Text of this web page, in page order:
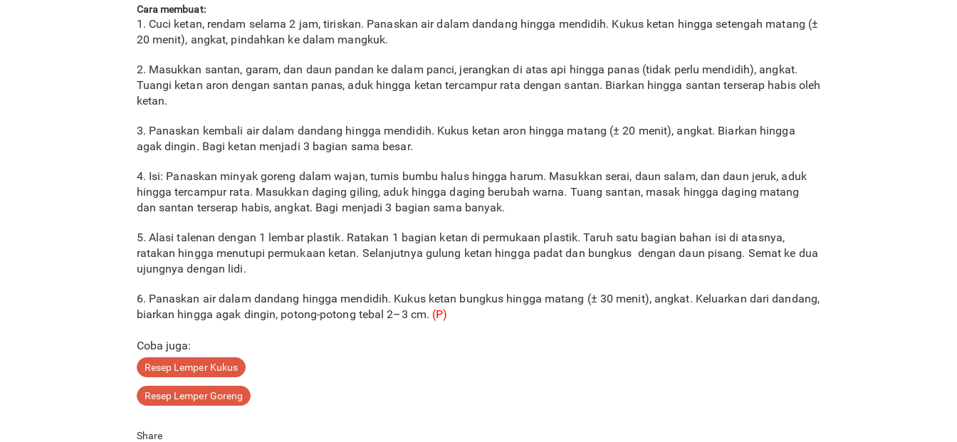
Cara membuat:
1. Cuci ketan, rendam selama 2 jam, tiriskan. Panaskan air dalam dandang hingga mendidih. Kukus ketan hingga setengah matang (±
20 menit), angkat, pindahkan ke dalam mangkuk.
2. Masukkan santan, garam, dan daun pandan ke dalam panci, jerangkan di atas api hingga panas (tidak perlu mendidih), angkat.
Tuangi ketan aron dengan santan panas, aduk hingga ketan tercampur rata dengan santan. Biarkan hingga santan terserap habis oleh
ketan.
3. Panaskan kembali air dalam dandang hingga mendidih. Kukus ketan aron hingga matang (± 20 menit), angkat. Biarkan hingga
agak dingin. Bagi ketan menjadi 3 bagian sama besar.
4. Isi: Panaskan minyak goreng dalam wajan, tumis bumbu halus hingga harum. Masukkan serai, daun salam, dan daun jeruk, aduk
hingga tercampur rata. Masukkan daging giling, aduk hingga daging berubah warna. Tuang santan, masak hingga daging matang
dan santan terserap habis, angkat. Bagi menjadi 3 bagian sama banyak.
5. Alasi talenan dengan 1 lembar plastik. Ratakan 1 bagian ketan di permukaan plastik. Taruh satu bagian bahan isi di atasnya,
ratakan hingga menutupi permukaan ketan. Selanjutnya gulung ketan hingga padat dan bungkus dengan daun pisang. Semat ke dua
ujungnya dengan lidi.
6. Panaskan air dalam dandang hingga mendidih. Kukus ketan bungkus hingga matang (± 30 menit), angkat. Keluarkan dari dandang,
biarkan hingga agak dingin, potong-potong tebal 2–3 cm. (P)
Coba juga:
Resep Lemper Kukus
Resep Lemper Goreng
Share